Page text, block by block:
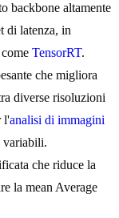
backbone altamente
di latenza, in
TensorRT.
che migliora
diverse risoluzioni
l'analisi di immagini
variabili.
che riduce la
la mean Average